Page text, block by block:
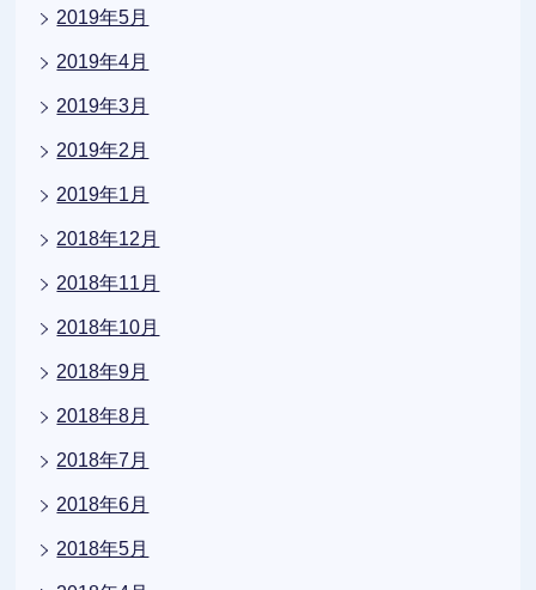
2019年5月
2019年4月
2019年3月
2019年2月
2019年1月
2018年12月
2018年11月
2018年10月
2018年9月
2018年8月
2018年7月
2018年6月
2018年5月